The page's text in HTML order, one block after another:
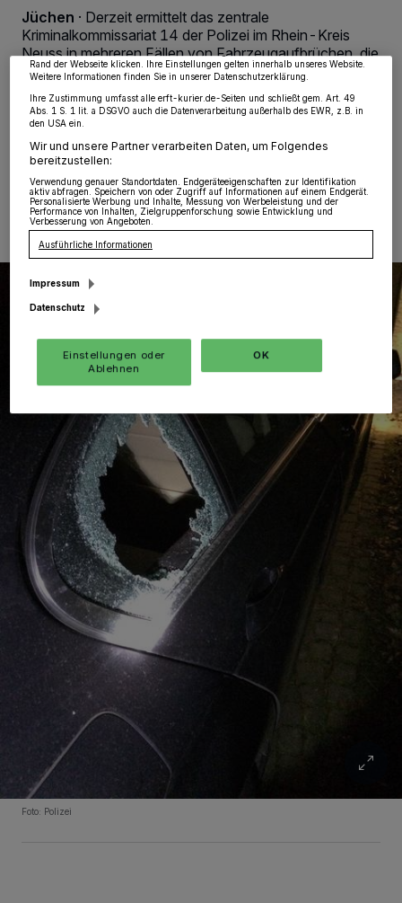
Jüchen · Derzeit ermittelt das zentrale
Kriminalkommissariat 14 der Polizei im Rhein-Kreis
Neuss in mehreren Fällen von Fahrzeugaufbrüchen, die
sich hauptsächlich in der Nacht zu Montag (26.08.),
Tagen danach, ereigneten.
02.09.2019 , 09:35 Uhr Eine Minute Lesezeit
Foto: Polizei
Zwecke. Wenn Tracker deaktiviert sind, sind manche Inhalte und Anzeigen
wieder aufrufen, um Ihre Einstellungen zu ändern oder Ihre Einwilligung zu
widerrufen, indem Sie auf den Link Einstellungen oder Ablehnen am unteren
Rand der Webseite klicken. Ihre Einstellungen gelten innerhalb unseres Website.
Weitere Informationen finden Sie in unserer Datenschutzerklärung.
Ihre Zustimmung umfasst alle erft-kurier.de-Seiten und schließt gem. Art. 49
Abs. 1 S. 1 lit. a DSGVO auch die Datenverarbeitung außerhalb des EWR, z.B. in
den USA ein.
Wir und unsere Partner verarbeiten Daten, um Folgendes
bereitzustellen:
Verwendung genauer Standortdaten. Endgeräteeigenschaften zur Identifikation
aktiv abfragen. Speichern von oder Zugriff auf Informationen auf einem Endgerät.
Personalisierte Werbung und Inhalte, Messung von Werbeleistung und der
Performance von Inhalten, Zielgruppenforschung sowie Entwicklung und
Verbesserung von Angeboten.
Ausführliche Informationen
Impressum
Datenschutz
Einstellungen oder
Ablehnen
OK